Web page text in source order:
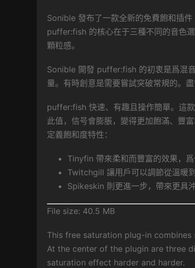
Sonible 發布了一款全新的免費飽和插
puffer:fish 的核心在于三種不同的音色
顆粒感。
Sonible 開發 puffer:fish 的初衷是爲混
量。有時創意是需要嘗試突破常規的。
puffer:fish 快速、有趣且操作簡單。這
此值，信号會膨脹，變得更加飽滿、豐
定義飽和度特性：
Tinyfin 帶來柔和而豐富的效果，爲
Twitchgill 讓用戶可以調節從溫暖
Spikeskin 則更進一步，帶來更具
File size: 40.5 MB
This free saturation plug-in
At the center of the plugin are three
saturation effect harder and harder.